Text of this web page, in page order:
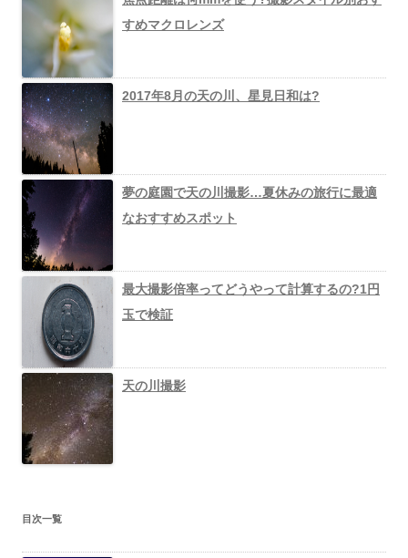
すめマクロレンズ
2017年8月の天の川、星見日和は?
夢の庭園で天の川撮影…夏休みの旅行に最適
なおすすめスポット
最大撮影倍率ってどうやって計算するの?1円
玉で検証
天の川撮影
目次一覧